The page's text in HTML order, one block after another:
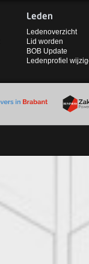
Leden
Ledenoverzicht
Lid worden
BOB Update
Ledenprofiel